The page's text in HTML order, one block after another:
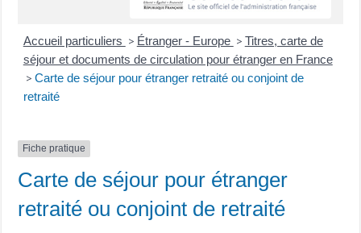
Accueil particuliers > Étranger - Europe > Titres, carte de
séjour et documents de circulation pour étranger en France
> Carte de séjour pour étranger retraité ou conjoint de
retraité
Fiche pratique
Carte de séjour pour étranger
retraité ou conjoint de retraité